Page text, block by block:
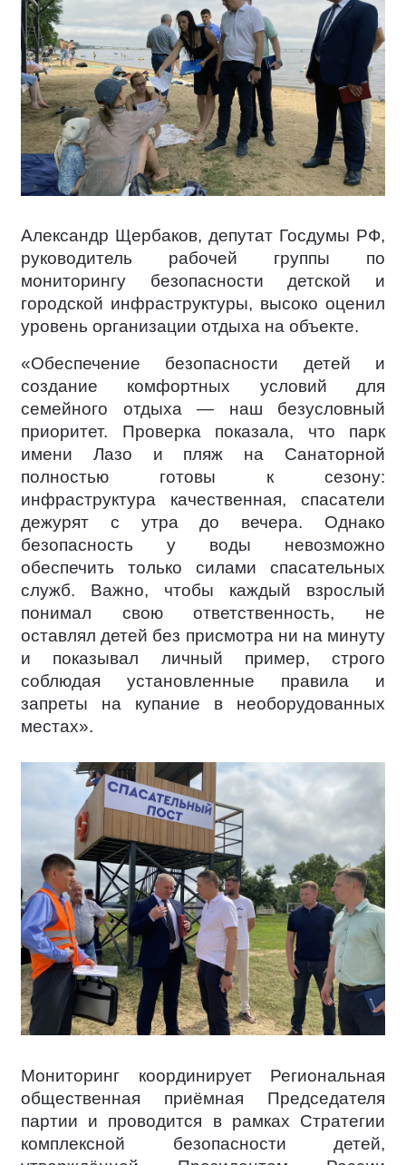
Александр Щербаков, депутат Госдумы РФ,
руководитель рабочей группы по
мониторингу безопасности детской и
городской инфраструктуры, высоко оценил
уровень организации отдыха на объекте.
«Обеспечение безопасности детей и
создание комфортных условий для
семейного отдыха — наш безусловный
приоритет. Проверка показала, что парк
имени Лазо и пляж на Санаторной
полностью готовы к сезону:
инфраструктура качественная, спасатели
дежурят с утра до вечера. Однако
безопасность у воды невозможно
обеспечить только силами спасательных
служб. Важно, чтобы каждый взрослый
понимал свою ответственность, не
оставлял детей без присмотра ни на минуту
и показывал личный пример, строго
соблюдая установленные правила и
запреты на купание в необорудованных
местах».
Мониторинг координирует Региональная
общественная приёмная Председателя
партии и проводится в рамках Стратегии
комплексной безопасности детей,